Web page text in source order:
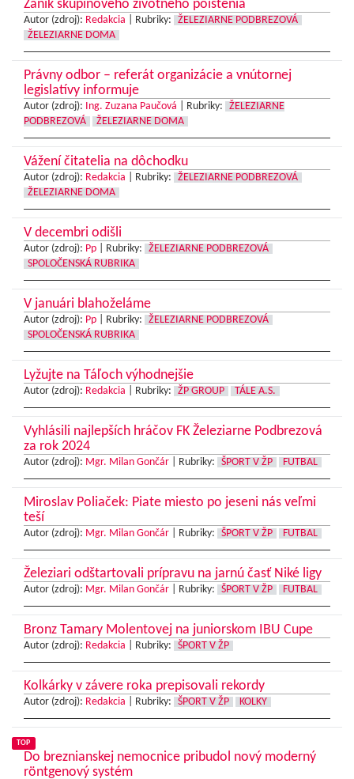
Zánik skupinového životného poistenia
Autor (zdroj): Redakcia Rubriky:
ŽELEZIARNE PODBREZOVÁ
ŽELEZIARNE DOMA
Právny odbor – referát organizácie a vnútornej
legislatívy informuje
Autor (zdroj): Ing. Zuzana Paučová Rubriky:
ŽELEZIARNE
PODBREZOVÁ
ŽELEZIARNE DOMA
Vážení čitatelia na dôchodku
Autor (zdroj): Redakcia Rubriky:
ŽELEZIARNE PODBREZOVÁ
ŽELEZIARNE DOMA
V decembri odišli
Autor (zdroj): Pp Rubriky:
ŽELEZIARNE PODBREZOVÁ
SPOLOČENSKÁ RUBRIKA
V januári blahoželáme
Autor (zdroj): Pp Rubriky:
ŽELEZIARNE PODBREZOVÁ
SPOLOČENSKÁ RUBRIKA
Lyžujte na Táľoch výhodnejšie
Autor (zdroj): Redakcia Rubriky: ŽP GROUP TÁLE A.S.
Vyhlásili najlepších hráčov FK Železiarne Podbrezová
za rok 2024
Autor (zdroj): Mgr. Milan Gončár Rubriky: ŠPORT V ŽP FUTBAL
Miroslav Poliaček: Piate miesto po jeseni nás veľmi
teší
Autor (zdroj): Mgr. Milan Gončár Rubriky: ŠPORT V ŽP FUTBAL
Železiari odštartovali prípravu na jarnú časť Niké ligy
Autor (zdroj): Mgr. Milan Gončár Rubriky: ŠPORT V ŽP FUTBAL
Bronz Tamary Molentovej na juniorskom IBU Cupe
Autor (zdroj): Redakcia Rubriky: ŠPORT V ŽP
Kolkárky v závere roka prepisovali rekordy
Autor (zdroj): Redakcia Rubriky: ŠPORT V ŽP KOLKY
TOP
Do breznianskej nemocnice pribudol nový moderný
röntgenový systém